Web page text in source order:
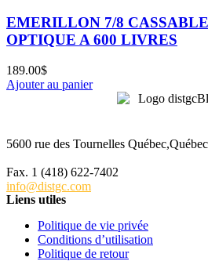
EMERILLON 7/8
OPTIQUE A 600 LIVRES
189.00$
Ajouter au panier
5600 rue des Tournelles
Fax. 1 (418) 622-7402
info@distgc.com
Liens utiles
Politique de vie privée
Conditions d’utilisation
Politique de retour